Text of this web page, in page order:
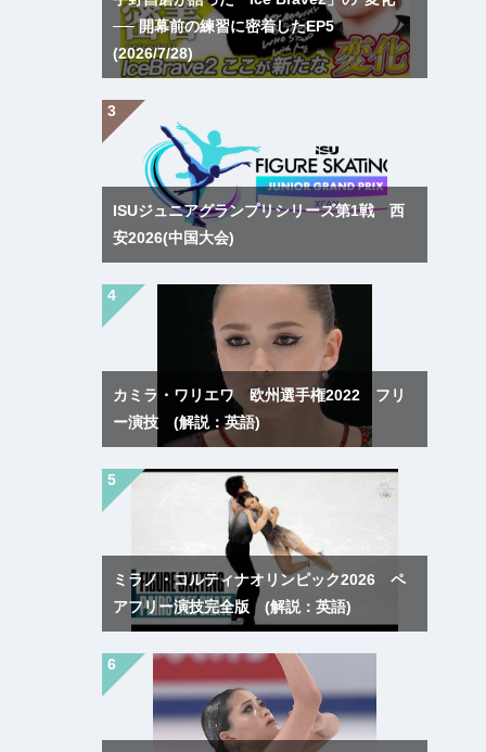
── 開幕前の練習に密着したEP5
(2026/7/28)
ISUジュニアグランプリシリーズ第1戦 西
安2026(中国大会)
カミラ・ワリエワ 欧州選手権2022 フリ
ー演技 (解説：英語)
ミラノ・コルティナオリンピック2026 ペ
アフリー演技完全版 (解説：英語)